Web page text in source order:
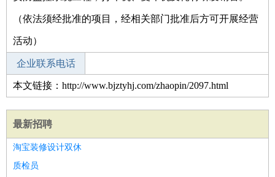
（依法须经批准的项目，经相关部门批准后方可开展经营
活动）
企业联系电话
本文链接：http://www.bjztyhj.com/zhaopin/2097.html
最新招聘
淘宝装修设计双休
质检员